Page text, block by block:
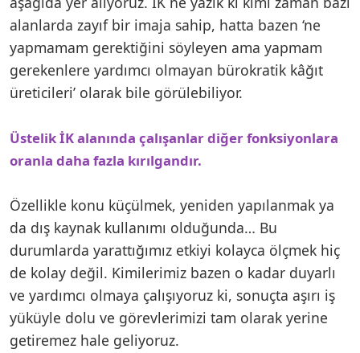
alanlarda zayıf bir imaja sahip, hatta bazen ‘ne
yapmamam gerektiğini söyleyen ama yapmam
gerekenlere yardımcı olmayan bürokratik kâğıt
üreticileri’ olarak bile görülebiliyor.
Üstelik İK alanında çalışanlar diğer fonksiyonlara
oranla daha fazla kırılgandır.
Özellikle konu küçülmek, yeniden yapılanmak ya
da dış kaynak kullanımı olduğunda… Bu
durumlarda yarattığımız etkiyi kolayca ölçmek hiç
de kolay değil. Kimilerimiz bazen o kadar duyarlı
ve yardımcı olmaya çalışıyoruz ki, sonuçta aşırı iş
yüküyle dolu ve görevlerimizi tam olarak yerine
getiremez hale geliyoruz.